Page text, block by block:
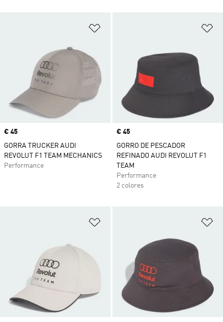
Precio
€ 45
GORRA TRUCKER AUDI
REVOLUT F1 TEAM MECHANICS
Performance
Precio
€ 45
GORRO DE PESCADOR
REFINADO AUDI REVOLUT F1
TEAM
Performance
2 colores